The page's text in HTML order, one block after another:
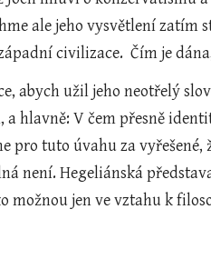
ale jeho vysvětlení zatím
civilizace.  Čím je
abych užil jeho neotřelý
hlavně: V čem přesně
pro tuto úvahu za vyřešené,
není. Hegeliánská
možnou jen ve vztahu k